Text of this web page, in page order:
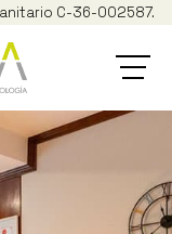
C-36-002587.